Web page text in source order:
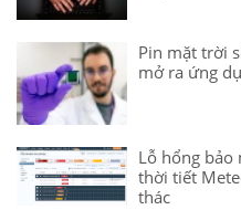
Pin mặt trời
mở ra ứng
Lỗ hổng
thời tiết
thác